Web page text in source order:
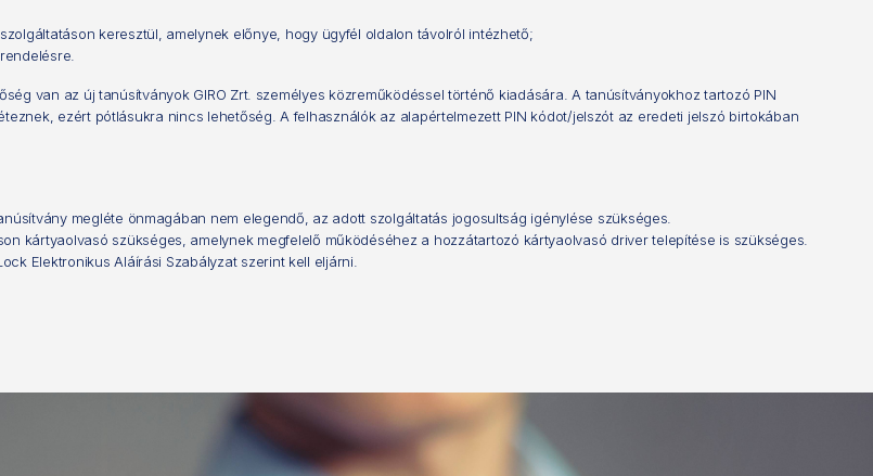
keresztül, amelynek előnye, hogy ügyfél oldalon távolról intézhető;
van az új tanúsítványok GIRO Zrt. személyes közreműködéssel történő kiadására. A tanúsítványokhoz tartozó PIN
ezért pótlásukra nincs lehetőség. A felhasználók az alapértelmezett PIN kódot/jelszót az eredeti jelszó birtokában
megléte önmagában nem elegendő, az adott szolgáltatás jogosultság igénylése szükséges.
kártyaolvasó szükséges, amelynek megfelelő működéséhez a hozzátartozó kártyaolvasó driver telepítése is szükséges.
Elektronikus Aláírási Szabályzat szerint kell eljárni.